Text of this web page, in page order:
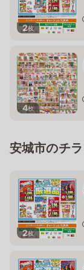
2枚
4枚
安城市のチ
2枚